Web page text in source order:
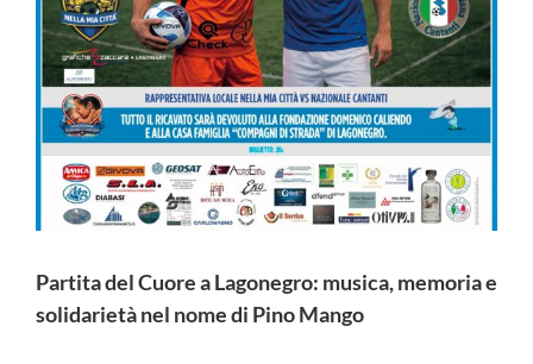
Partita del Cuore a Lagonegro: musica, memoria e
solidarietà nel nome di Pino Mango